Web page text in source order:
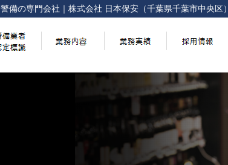
備の専門会社 株式会社 日本保安（千葉県千葉市中央区）